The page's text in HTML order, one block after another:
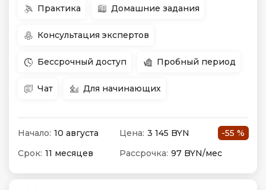
Практика Домашние задания
Консультация экспертов
Бессрочный доступ Пробный период
Чат Для начинающих
Начало: 10 августа Цена: 3 145 BYN
-55 %
Срок: 11 месяцев Рассрочка: 97 BYN/мес